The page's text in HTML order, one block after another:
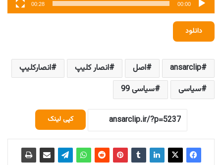
00:00
00:28
دانلود
ansarclip اصل انصار کلیپ
انصارکلیپ
سیاسی
سیاسی 99
کپی لینک